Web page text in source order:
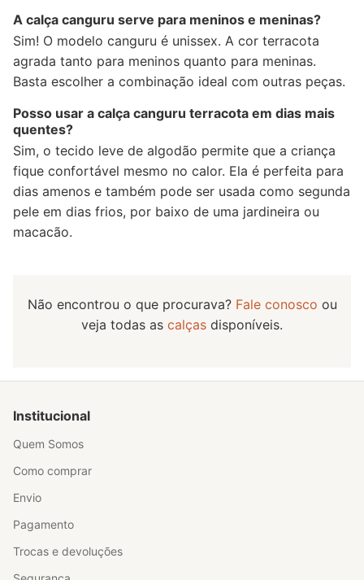
A calça canguru serve para meninos e meninas?
Sim! O modelo canguru é unissex. A cor terracota
agrada tanto para meninos quanto para meninas.
Basta escolher a combinação ideal com outras peças.
Posso usar a calça canguru terracota em dias mais
quentes?
Sim, o tecido leve de algodão permite que a criança
fique confortável mesmo no calor. Ela é perfeita para
dias amenos e também pode ser usada como segunda
pele em dias frios, por baixo de uma jardineira ou
macacão.
Não encontrou o que procurava? Fale conosco ou
veja todas as calças disponíveis.
Institucional
Quem Somos
Como comprar
Envio
Pagamento
Trocas e devoluções